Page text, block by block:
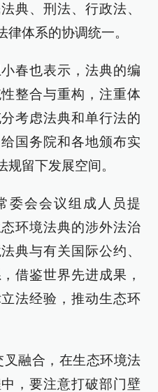
典、刑法、行政法、
体系的协调统一。
春也表示，法典的编
整合与重构，注重体
考虑法典和单行法的
国务院和各地颁布实
留下发展空间。
委会会议组成人员提
环境法典的涉外法治
典与有关国际公约、
借鉴世界先进成果，
法经验，推动生态环
融合，在生态环境法
，要注意打破部门壁